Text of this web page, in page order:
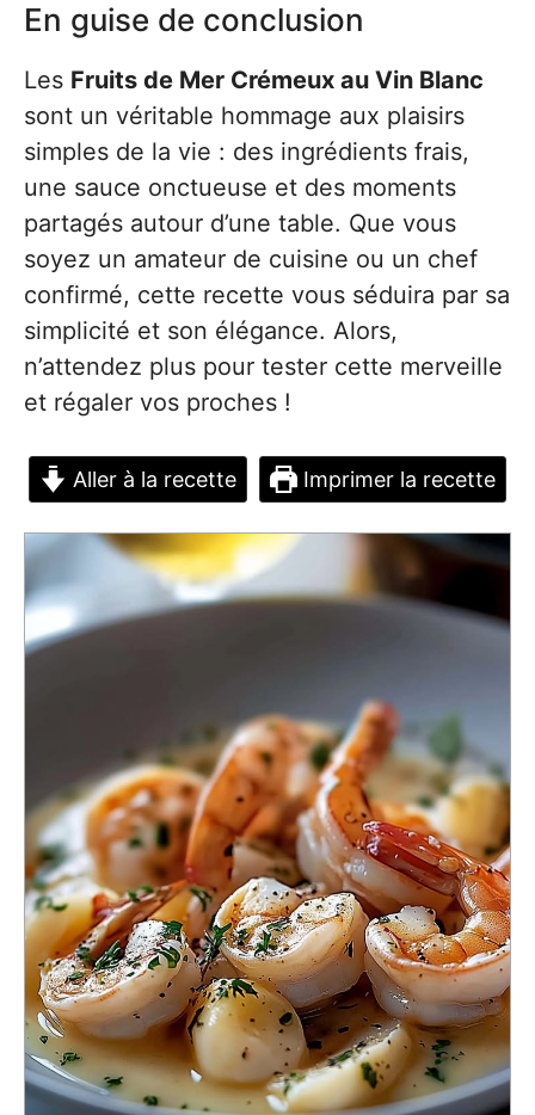
En guise de conclusion
Les Fruits de Mer Crémeux au Vin Blanc
sont un véritable hommage aux plaisirs
simples de la vie : des ingrédients frais,
une sauce onctueuse et des moments
partagés autour d’une table. Que vous
soyez un amateur de cuisine ou un chef
confirmé, cette recette vous séduira par sa
simplicité et son élégance. Alors,
n’attendez plus pour tester cette merveille
et régaler vos proches !
Aller à la recette Imprimer la recette